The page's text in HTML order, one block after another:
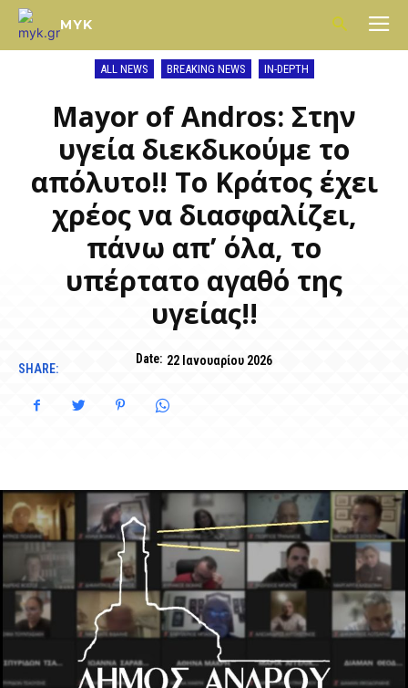
MYK
ALL NEWS BREAKING NEWS IN-DEPTH
Mayor of Andros: Στην
υγεία διεκδικούμε το
απόλυτο!! Το Κράτος έχει
χρέος να διασφαλίζει,
πάνω απ’ όλα, το
υπέρτατο αγαθό της
υγείας!!
Date: 22 Ιανουαρίου 2026
SHARE: